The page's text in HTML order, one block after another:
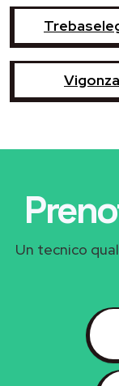
Vigonza
Un tecnico